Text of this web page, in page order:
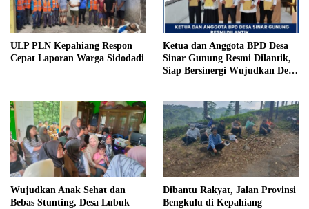
ULP PLN Kepahiang Respon
Cepat Laporan Warga Sidodadi
Ketua dan Anggota BPD Desa
Sinar Gunung Resmi Dilantik,
Siap Bersinergi Wujudkan Desa
Wujudkan Anak Sehat dan
Bebas Stunting, Desa Lubuk
Dibantu Rakyat, Jalan Provinsi
Bengkulu di Kepahiang